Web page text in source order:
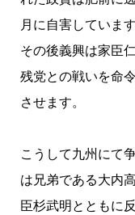
月に自害しています
その後義興は家臣
残党との戦いを命
させます。
こうして九州にて
は兄弟である大内
臣杉武明とともに